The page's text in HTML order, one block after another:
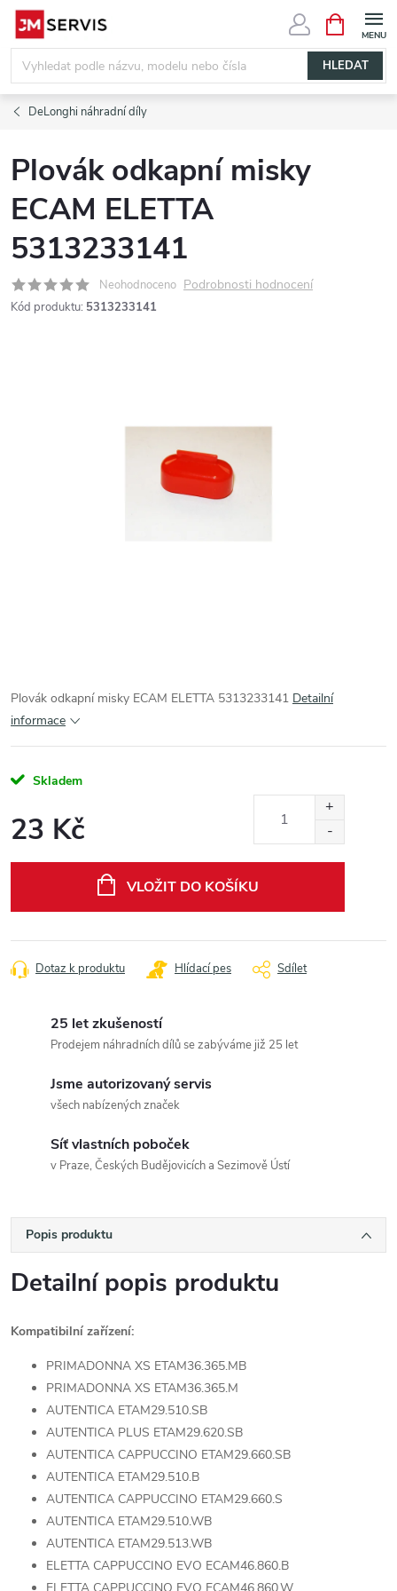
Přejít
obsah
HLEDAT
NÁKUPNÍ
KOŠÍK
DeLonghi náhradní díly
Plovák odkapní misky
ECAM ELETTA
5313233141
Neohodnoceno Podrobnosti hodnocení
Kód produktu: 5313233141
Plovák odkapní misky ECAM ELETTA 5313233141 Detailní
informace
Skladem
23 Kč
VLOŽIT DO KOŠÍKU
Dotaz k produktu Hlídací pes Sdílet
25 let zkušeností
Prodejem náhradních dílů se zabýváme již 25 let
Jsme autorizovaný servis
všech nabízených značek
Síť vlastních poboček
v Praze, Českých Budějovicích a Sezimově Ústí
Popis produktu
Detailní popis produktu
Kompatibilní zařízení:
PRIMADONNA XS ETAM36.365.MB
PRIMADONNA XS ETAM36.365.M
AUTENTICA ETAM29.510.SB
AUTENTICA PLUS ETAM29.620.SB
AUTENTICA CAPPUCCINO ETAM29.660.SB
AUTENTICA ETAM29.510.B
AUTENTICA CAPPUCCINO ETAM29.660.S
AUTENTICA ETAM29.510.WB
AUTENTICA ETAM29.513.WB
ELETTA CAPPUCCINO EVO ECAM46.860.B